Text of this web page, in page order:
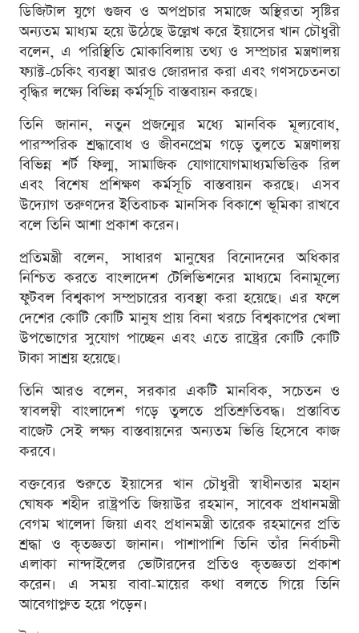
ডিজিটাল যুগে গুজব ও অপপ্রচার সমাজে অস্থিরতা সৃষ্টির
অন্যতম মাধ্যম হয়ে উঠেছে উল্লেখ করে ইয়াসের খান চৌধুরী
বলেন, এ পরিস্থিতি মোকাবিলায় তথ্য ও সম্প্রচার মন্ত্রণালয়
ফ্যাক্ট-চেকিং ব্যবস্থা আরও জোরদার করা এবং গণসচেতনতা
বৃদ্ধির লক্ষ্যে বিভিন্ন কর্মসূচি বাস্তবায়ন করছে।
তিনি জানান, নতুন প্রজন্মের মধ্যে মানবিক মূল্যবোধ,
পারস্পরিক শ্রদ্ধাবোধ ও জীবনপ্রেম গড়ে তুলতে মন্ত্রণালয়
বিভিন্ন শর্ট ফিল্ম, সামাজিক যোগাযোগমাধ্যমভিত্তিক রিল
এবং বিশেষ প্রশিক্ষণ কর্মসূচি বাস্তবায়ন করছে। এসব
উদ্যোগ তরুণদের ইতিবাচক মানসিক বিকাশে ভূমিকা রাখবে
বলে তিনি আশা প্রকাশ করেন।
প্রতিমন্ত্রী বলেন, সাধারণ মানুষের বিনোদনের অধিকার
নিশ্চিত করতে বাংলাদেশ টেলিভিশনের মাধ্যমে বিনামূল্যে
ফুটবল বিশ্বকাপ সম্প্রচারের ব্যবস্থা করা হয়েছে। এর ফলে
দেশের কোটি কোটি মানুষ প্রায় বিনা খরচে বিশ্বকাপের খেলা
উপভোগের সুযোগ পাচ্ছেন এবং এতে রাষ্ট্রের কোটি কোটি
টাকা সাশ্রয় হয়েছে।
তিনি আরও বলেন, সরকার একটি মানবিক, সচেতন ও
স্বাবলম্বী বাংলাদেশ গড়ে তুলতে প্রতিশ্রুতিবদ্ধ। প্রস্তাবিত
বাজেট সেই লক্ষ্য বাস্তবায়নের অন্যতম ভিত্তি হিসেবে কাজ
করবে।
বক্তব্যের শুরুতে ইয়াসের খান চৌধুরী স্বাধীনতার মহান
ঘোষক শহীদ রাষ্ট্রপতি জিয়াউর রহমান, সাবেক প্রধানমন্ত্রী
বেগম খালেদা জিয়া এবং প্রধানমন্ত্রী তারেক রহমানের প্রতি
শ্রদ্ধা ও কৃতজ্ঞতা জানান। পাশাপাশি তিনি তাঁর নির্বাচনী
এলাকা নান্দাইলের ভোটারদের প্রতিও কৃতজ্ঞতা প্রকাশ
করেন। এ সময় বাবা-মায়ের কথা বলতে গিয়ে তিনি
আবেগাপ্লুত হয়ে পড়েন।